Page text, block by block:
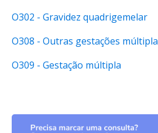
O302 - Gravidez quadrigemelar
O308 - Outras gestações
O309 - Gestação múltipla